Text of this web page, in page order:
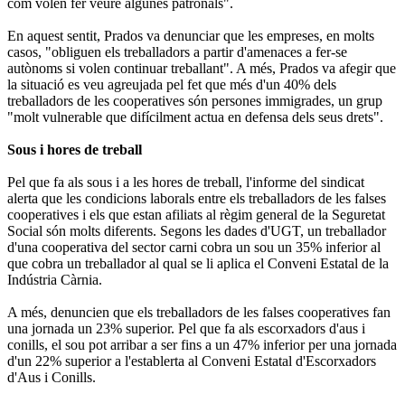
En aquest sentit, Prados va denunciar que les empreses, en molts
casos, "obliguen els treballadors a partir d'amenaces a fer-se
autònoms si volen continuar treballant". A més, Prados va afegir que
la situació es veu agreujada pel fet que més d'un 40% dels
treballadors de les cooperatives són persones immigrades, un grup
"molt vulnerable que difícilment actua en defensa dels seus drets".
Sous i hores de treball
Pel que fa als sous i a les hores de treball, l'informe del sindicat
alerta que les condicions laborals entre els treballadors de les falses
cooperatives i els que estan afiliats al règim general de la Seguretat
Social són molts diferents. Segons les dades d'UGT, un treballador
d'una cooperativa del sector carni cobra un sou un 35% inferior al
que cobra un treballador al qual se li aplica el Conveni Estatal de la
Indústria Càrnia.
A més, denuncien que els treballadors de les falses cooperatives fan
una jornada un 23% superior. Pel que fa als escorxadors d'aus i
conills, el sou pot arribar a ser fins a un 47% inferior per una jornada
d'un 22% superior a l'establerta al Conveni Estatal d'Escorxadors
d'Aus i Conills.